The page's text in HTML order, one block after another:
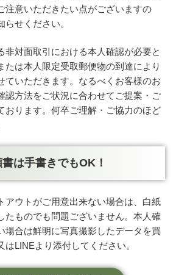
注意いただきたい点がございますの
せください。
対面取引における本人確認が必要と
たは本人限定受取郵便物の到達により
ていただきます。なるべくお客様のお
認方法をご状況に合わせてご提案・ご
おります。何卒ご理解・ご協力のほど
は手書きでもOK！
アウトがご用意出来ない場合は、白紙
たものでも問題ございません。本人確
場合は鮮明に写真撮影したデータを買
LINEより添付してください。